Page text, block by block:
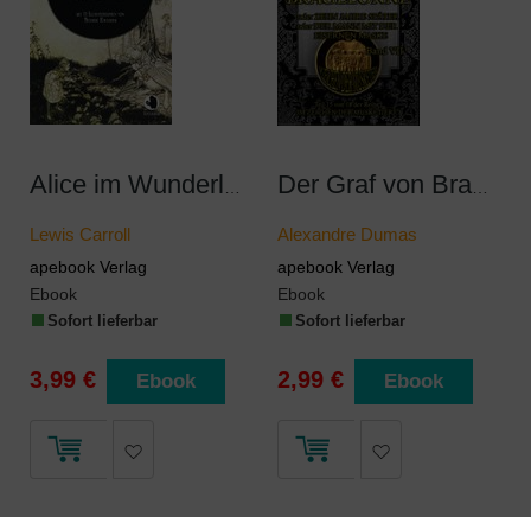
Lewis Carroll
apebook Verlag
Ebook
Sofort lieferbar
3,99 € Ebook
Alexandre Dumas
apebook Verlag
Ebook
Sofort lieferbar
2,99 € Ebook